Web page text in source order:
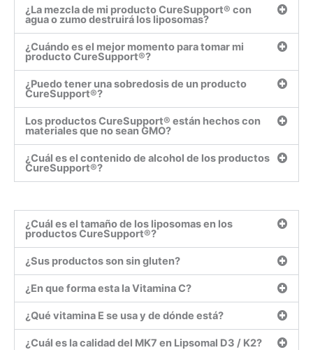
¿La mezcla de mi producto CureSupport® con
agua o zumo destruirá los liposomas?
¿Cuándo es el mejor momento para tomar mi
producto CureSupport®?
¿Puedo tener una sobredosis de un producto
CureSupport®?
Los productos CureSupport® están hechos con
materiales que no sean GMO?
¿Cuál es el contenido de alcohol de los productos
CureSupport®?
¿Cuál es el tamaño de los liposomas en los
productos CureSupport®?
¿Sus productos son sin gluten?
¿En que forma esta la Vitamina C?
¿Qué vitamina E se usa y de dónde está?
¿Cuál es la calidad del MK7 en Lipsomal D3 / K2?